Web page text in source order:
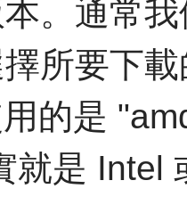
。通常
所要下
的是
就是 Intel